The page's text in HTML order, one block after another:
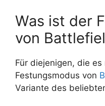
Was ist der
von
Für diejenigen, die
Festungsmodus von
Variante des